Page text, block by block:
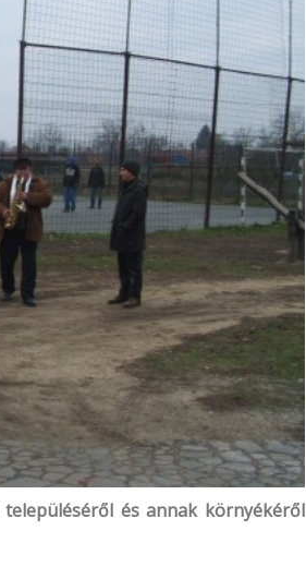
és annak környékéről